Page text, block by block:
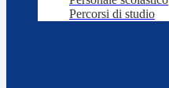
Percorsi di studio